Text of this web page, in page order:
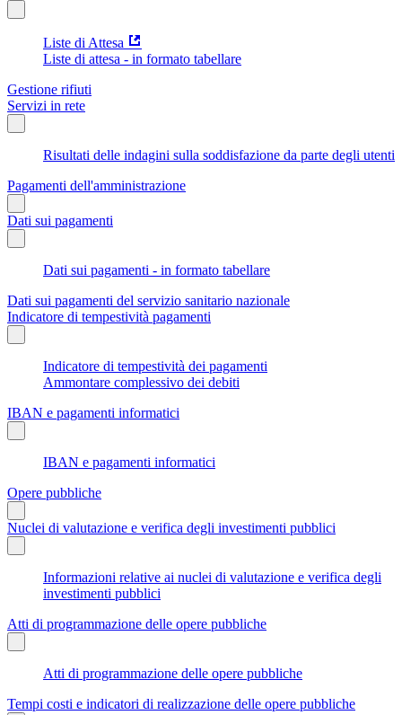
Liste di Attesa
Liste di attesa - in formato tabellare
Gestione rifiuti
Servizi in rete
Risultati delle indagini sulla soddisfazione da parte degli utenti
Pagamenti dell'amministrazione
Dati sui pagamenti
Dati sui pagamenti - in formato tabellare
Dati sui pagamenti del servizio sanitario nazionale
Indicatore di tempestività pagamenti
Indicatore di tempestività dei pagamenti
Ammontare complessivo dei debiti
IBAN e pagamenti informatici
IBAN e pagamenti informatici
Opere pubbliche
Nuclei di valutazione e verifica degli investimenti pubblici
Informazioni relative ai nuclei di valutazione e verifica degli
investimenti pubblici
Atti di programmazione delle opere pubbliche
Atti di programmazione delle opere pubbliche
Tempi costi e indicatori di realizzazione delle opere pubbliche